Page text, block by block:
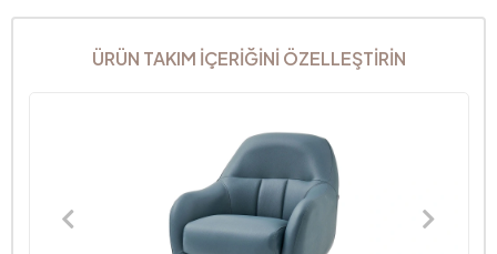
ÜRÜN TAKIM İÇERİĞİNİ ÖZELLEŞTİRİN